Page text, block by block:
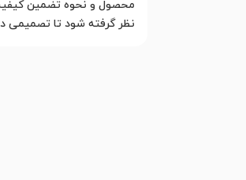
محصول و نحوه تضمین کیفیت
نظر گرفته شود تا تصمیمی